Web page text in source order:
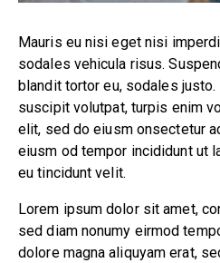
Mauris eu nisi eget nisi
sodales vehicula risus.
blandit tortor eu, sodales
suscipit volutpat, turpis enim
elit, sed do eiusm onsectetur
eiusm od tempor incididunt ut
eu tincidunt velit.
Lorem ipsum dolor sit amet,
sed diam nonumy eirmod
dolore magna aliquyam erat,